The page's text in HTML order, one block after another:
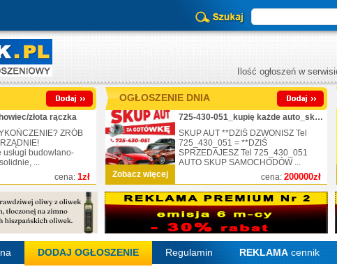
Ilość ogłoszeń w
cena: 1zł
złota rączka
ZRÓB
usługi budowlano-
...
OGŁOSZENIE DNIA
Zobacz więcej cena: 200000zł
725-430-051_kupię każde auto_skup_nr.1
SKUP AUT **DZIŚ DZWONISZ Tel
725_430_051 = **DZIŚ
SPRZEDAJESZ Tel 725_430_051
AUTO SKUP SAMOCHODÓW ...
DODAJ OGŁOSZENIE Regulamin REKLAMA cennik